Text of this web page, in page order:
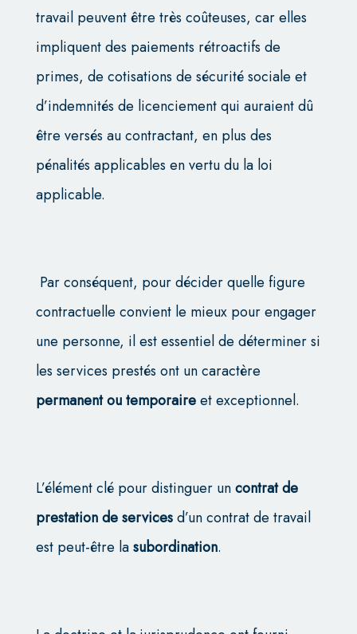
travail peuvent être très coûteuses, car elles
impliquent des paiements rétroactifs de
primes, de cotisations de sécurité sociale et
d’indemnités de licenciement qui auraient dû
être versés au contractant, en plus des
pénalités applicables en vertu du la loi
applicable.
Par conséquent, pour décider quelle figure
contractuelle convient le mieux pour engager
une personne, il est essentiel de déterminer si
les services prestés ont un caractère
permanent ou temporaireet exceptionnel.
L’élément clé pour distinguer uncontrat de
prestation de servicesd’un contrat de travail
est peut-être lasubordination.